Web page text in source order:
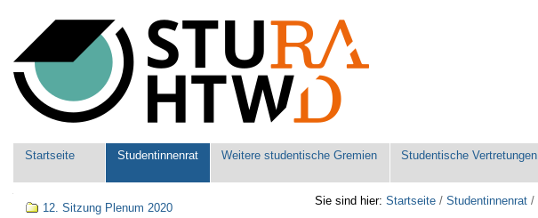
Werkzeuge
Sektionen
Startseite Studentinnenrat Weitere studentische Gremien Studentische Vertretungen
Sie sind hier: Startseite /Studentinnenrat /
Navigation
12. Sitzung Plenum 2020